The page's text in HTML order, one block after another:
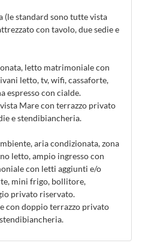
(le standard sono tutte vista
con tavolo, due sedie e
letto matrimoniale con
letto, tv, wifi, cassaforte,
espresso con cialde.
Mare con terrazzo privato
e stendibiancheria.
aria condizionata, zona
letto, ampio ingresso con
con letti aggiunti e/o
mini frigo, bollitore,
privato riservato.
con doppio terrazzo privato